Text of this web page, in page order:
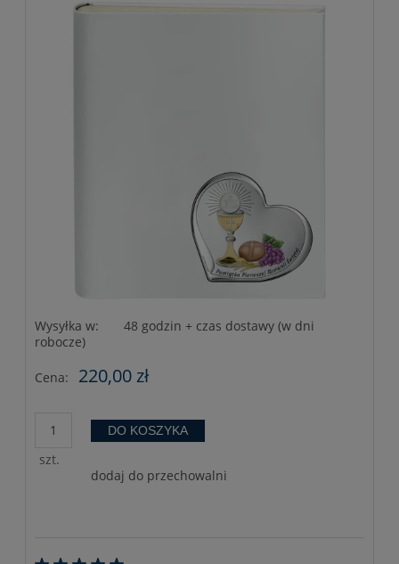
Wysyłka w:
48 godzin + czas dostawy (w dni
robocze)
Cena: 220,00 zł
szt.
DO KOSZYKA
dodaj do przechowalni